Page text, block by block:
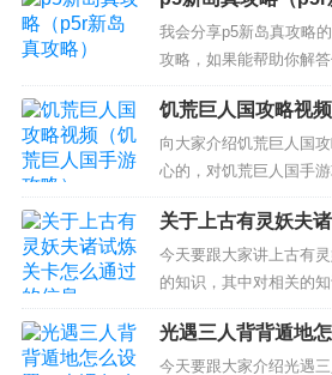
相克攻略 2、漫威未来
荐 3、漫威未来之战新手
漫威未来之...
我会分享p5新岛真攻略
攻略，如果能帮助你解
注我们吧！ 本文目录一
跟踪怎么触发 2、p5r新
录5新岛真coop提升方
岛_殿堂流程 女神异闻
饥荒巨人国攻略视
略）
向大家介绍饥荒巨人国
心的，对饥荒巨人国手
度来解答，希望可以让
目录一览： 1、《饥荒巨
2、饥荒巨人国度怎么玩
介绍 3、饥荒巨人国冬天
巨人国...
关于上古有灵妖夫
信息
今天要跟大家讲上古有
的知识，其中对相关的
帮助大家解答当下的疑
《上古有灵妖》轩辕试
尾妖狐试炼怎么过 3、
光遇三人背背遁地
向遁地）
今天要跟大家介绍光遇